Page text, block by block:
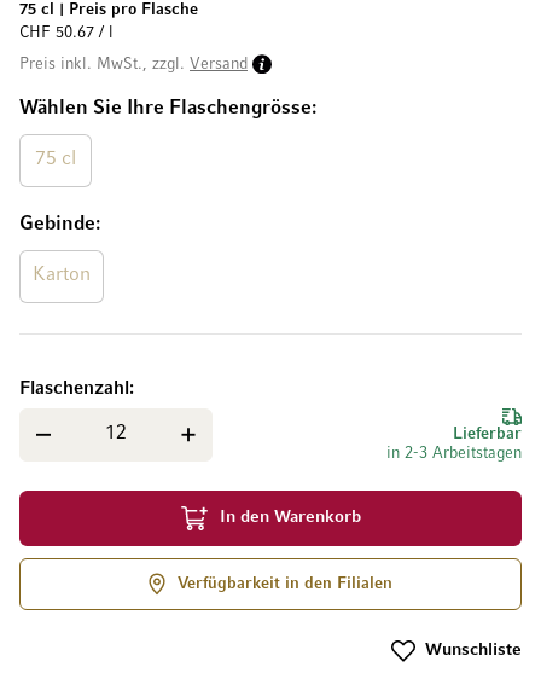
Wählen Sie Ihre Flaschengrösse
75 cl
Gebinde
Karton
75 cl
Preis pro Flasche
CHF 50.67 / l
Preis inkl. MwSt., zzgl. Versand
Lieferbar
in 2-3 Arbeitstagen
Flaschenzahl
In den Warenkorb
Verfügbarkeit in den Filialen
Wunschliste